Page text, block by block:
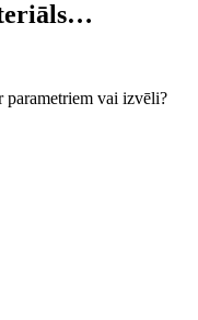
parametriem vai izvēli?